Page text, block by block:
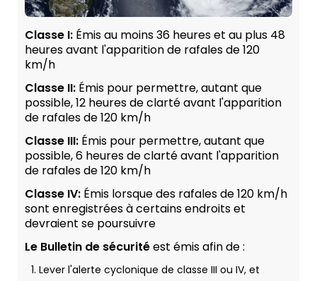
Classe I: Émis au moins 36 heures et au plus 48
heures avant l'apparition de rafales de 120
km/h
Classe II: Émis pour permettre, autant que
possible, 12 heures de clarté avant l'apparition
de rafales de 120 km/h
Classe III: Émis pour permettre, autant que
possible, 6 heures de clarté avant l'apparition
de rafales de 120 km/h
Classe IV: Émis lorsque des rafales de 120 km/h
sont enregistrées à certains endroits et
devraient se poursuivre
Le Bulletin de sécuritéest émis afin de :
Lever l'alerte cyclonique de classe III ou IV, et